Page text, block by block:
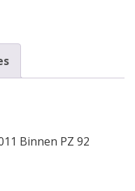
Binnen PZ 92